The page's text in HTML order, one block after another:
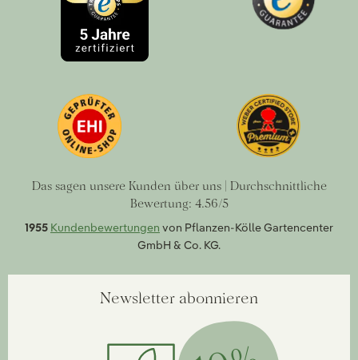
Das sagen unsere Kunden über uns | Durchschnittliche
Bewertung: 4.56/5
1955 Kundenbewertungen von Pflanzen-Kölle Gartencenter
GmbH & Co. KG.
Newsletter abonnieren